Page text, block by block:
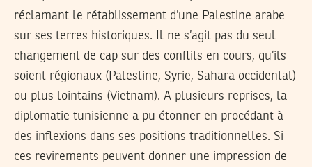
réclamant le rétablissement d’une Palestine arabe
sur ses terres historiques. Il ne s’agit pas du seul
changement de cap sur des conflits en cours, qu’ils
soient régionaux (Palestine, Syrie, Sahara occidental)
ou plus lointains (Vietnam). A plusieurs reprises, la
diplomatie tunisienne a pu étonner en procédant à
des inflexions dans ses positions traditionnelles. Si
ces revirements peuvent donner une impression de